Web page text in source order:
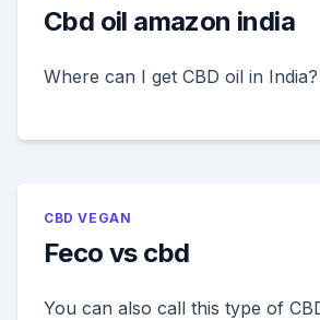
Cbd oil amazon india
Where can I get CBD oil in India?
CBD VEGAN
Feco vs cbd
You can also call this type of